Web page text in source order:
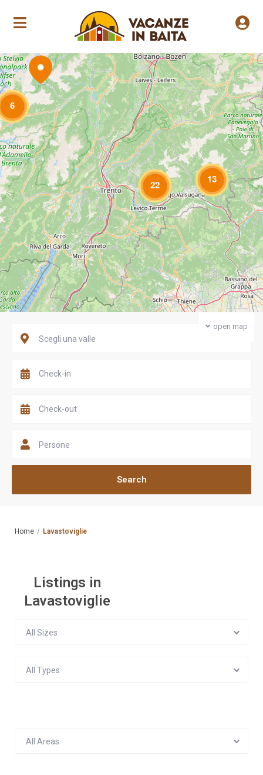
6
22 13
Loading Maps
open map
Scegli una valle
Persone
Home Lavastoviglie
Listings in
Lavastoviglie
All Sizes
All Types
All Areas